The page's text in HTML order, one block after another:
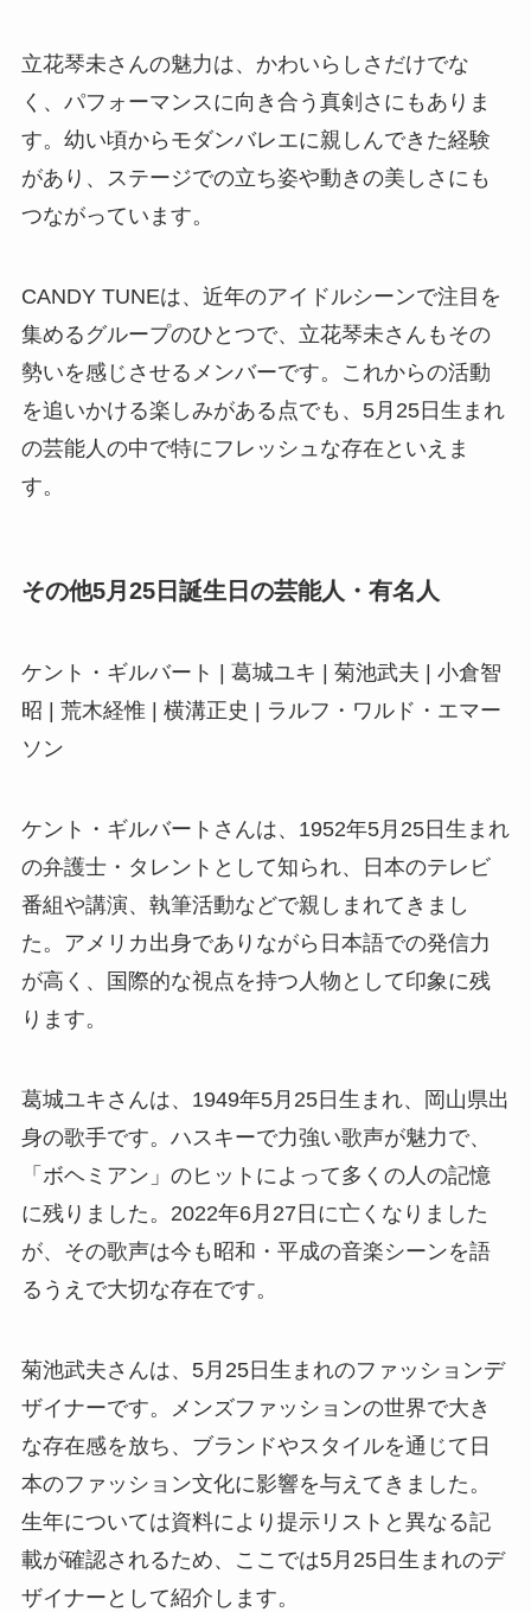
立花琴未さんの魅力は、かわいらしさだけでな
く、パフォーマンスに向き合う真剣さにもありま
す。幼い頃からモダンバレエに親しんできた経験
があり、ステージでの立ち姿や動きの美しさにも
つながっています。
CANDY TUNEは、近年のアイドルシーンで注目を
集めるグループのひとつで、立花琴未さんもその
勢いを感じさせるメンバーです。これからの活動
を追いかける楽しみがある点でも、5月25日生まれ
の芸能人の中で特にフレッシュな存在といえま
す。
その他5月25日誕生日の芸能人・有名人
ケント・ギルバート | 葛城ユキ | 菊池武夫 | 小倉智
昭 | 荒木経惟 | 横溝正史 | ラルフ・ワルド・エマー
ソン
ケント・ギルバートさんは、1952年5月25日生まれ
の弁護士・タレントとして知られ、日本のテレビ
番組や講演、執筆活動などで親しまれてきまし
た。アメリカ出身でありながら日本語での発信力
が高く、国際的な視点を持つ人物として印象に残
ります。
葛城ユキさんは、1949年5月25日生まれ、岡山県出
身の歌手です。ハスキーで力強い歌声が魅力で、
「ボヘミアン」のヒットによって多くの人の記憶
に残りました。2022年6月27日に亡くなりました
が、その歌声は今も昭和・平成の音楽シーンを語
るうえで大切な存在です。
菊池武夫さんは、5月25日生まれのファッションデ
ザイナーです。メンズファッションの世界で大き
な存在感を放ち、ブランドやスタイルを通じて日
本のファッション文化に影響を与えてきました。
生年については資料により提示リストと異なる記
載が確認されるため、ここでは5月25日生まれのデ
ザイナーとして紹介します。